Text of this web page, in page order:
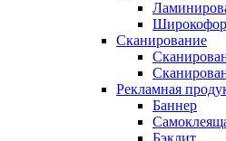
Сканирование
Рекламная
Баннер
Бэклит